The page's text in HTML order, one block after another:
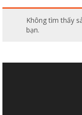
Không tìm thấy
bạn.